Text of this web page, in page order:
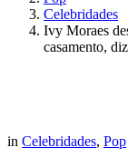
Celebridades
Ivy Moraes
casamento,
in Celebridades, Pop